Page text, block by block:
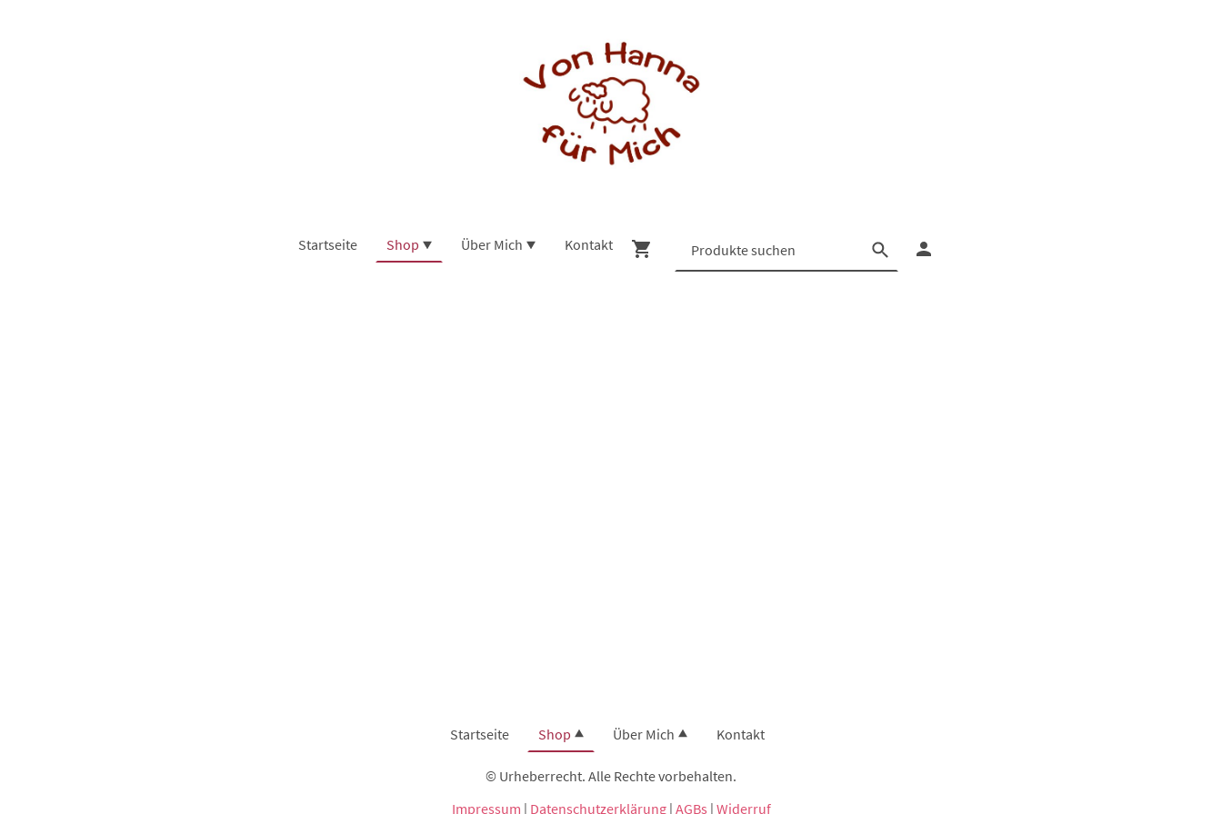
Startseite Shop Über Mich Kontakt
Startseite Shop Über Mich Kontakt
© Urheberrecht. Alle Rechte vorbehalten.
Impressum | Datenschutzerklärung| AGBs | Widerruf